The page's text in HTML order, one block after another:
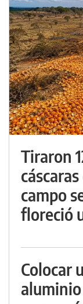
Tiraron
campo
floreció
Colocar